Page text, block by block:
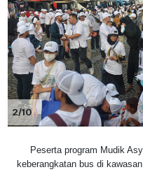
2/10
Peserta program Mudik
keberangkatan bus di